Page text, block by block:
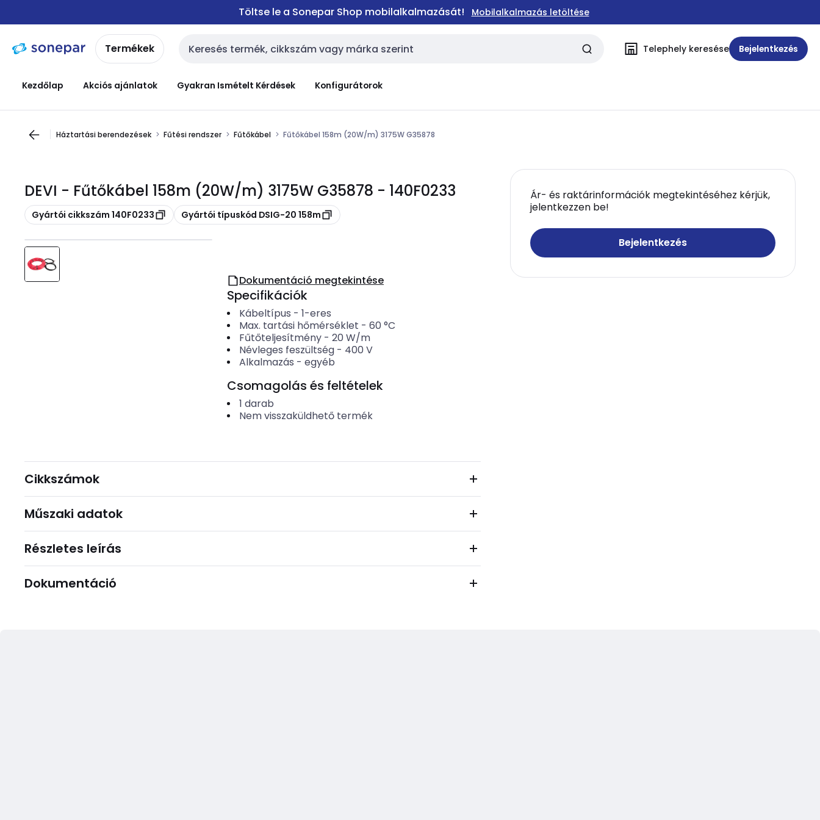
navigációhoztartalomra
Töltse le a Sonepar Shop mobilalkalmazását! Mobilalkalmazás letöltése
Termékek Keresési bemenet Telephely keresése Bejelentkezés
Kezdőlap Akciós ajánlatok Gyakran Ismételt Kérdések Konfigurátorok
Háztartási berendezések Fűtési rendszer Fűtőkábel Fűtőkábel 158m (20W/m) 3175W G35878
DEVI - Fűtőkábel 158m (20W/m) 3175W G35878 - 140F0233
Másolás
Gyártói cikkszám 140F0233 Másolás
Gyártói típuskód DSIG-20 158m
Ár- és raktárinformációk megtekintéséhez kérjük,
jelentkezzen be!
Bejelentkezés
Dokumentáció megtekintése
Specifikációk
Kábeltípus - 1-eres
Max. tartási hőmérséklet - 60 °C
Fűtőteljesítmény- 20 W/m
Névleges feszültség- 400 V
Alkalmazás - egyéb
Csomagolás és feltételek
1 darab
Nem visszaküldhető termék
Cikkszámok
Műszaki adatok
Részletes leírás
Dokumentáció